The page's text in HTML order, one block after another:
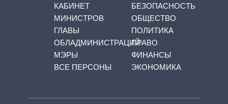
КАБИНЕТ
МИНИСТРОВ
ГЛАВЫ
ОБЛАДМИНИСТРАЦИЙ
МЭРЫ
ВСЕ ПЕРСОНЫ
БЕЗОПАСНОСТЬ
ОБЩЕСТВО
ПОЛИТИКА
ПРАВО
ФИНАНСЫ
ЭКОНОМИКА